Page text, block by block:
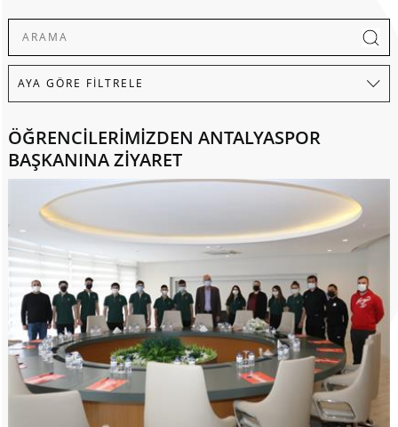
ÖĞRENCİLERİMİZDEN ANTALYASPOR
BAŞKANINA ZİYARET